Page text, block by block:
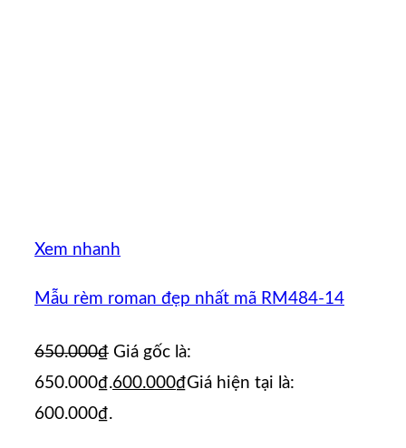
Xem nhanh
Mẫu rèm roman đẹp nhất mã RM484-14
650.000₫ Giá gốc là:
650.000₫.600.000₫Giá hiện tại là:
600.000₫.